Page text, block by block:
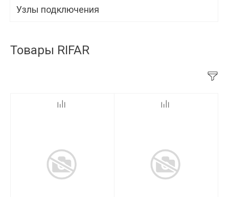
Узлы подключения
Товары RIFAR